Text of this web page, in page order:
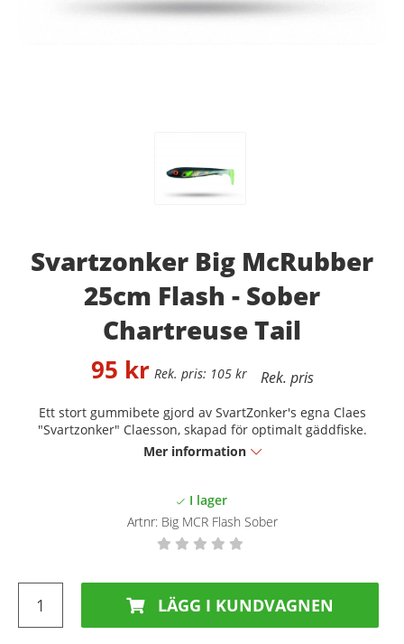
Svartzonker Big McRubber
25cm Flash - Sober
Chartreuse Tail
105kr
95 kr
Ett stort gummibete gjord av SvartZonker's egna Claes
"Svartzonker" Claesson, skapad för optimalt gäddfiske.
Mer information
Artnr: Big MCR Flash Sober
LÄGG I KUNDVAGNEN